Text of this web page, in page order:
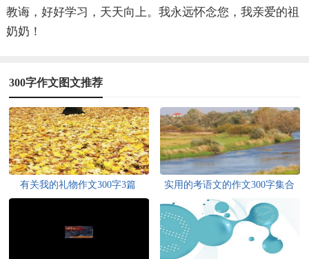
教诲，好好学习，天天向上。我永远怀念您，我亲爱的祖
奶奶！
300字作文图文推荐
有关我的礼物作文300字3篇
实用的考语文的作文300字集合
七篇